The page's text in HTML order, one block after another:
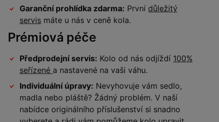
Garanční prohlídka zdarma: První důležitý
servis máte u nás v ceně kola.
Prémiová péče
Předprodejní servis: Kolo od nás odjíždí 100%
seřízené a nastavené na vaši váhu.
Individuální úpravy: Nevyhovuje vám sedlo,
madla nebo pláště? Žádný problém. V naší
nabídce originálního příslušenství si snadno